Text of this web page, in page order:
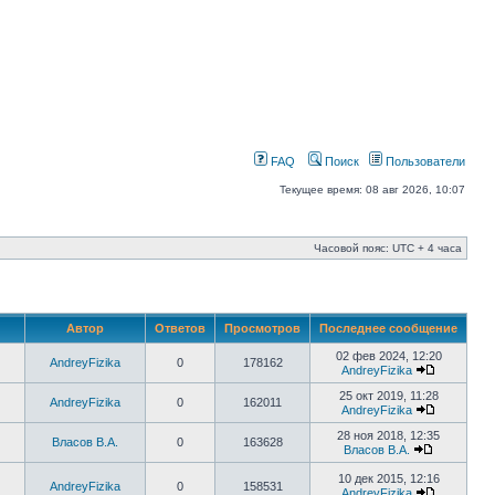
FAQ Поиск Пользователи
Текущее время: 08 авг 2026, 10:07
Часовой пояс: UTC + 4 часа
Автор Ответов Просмотров Последнее сообщение
AndreyFizika 0 178162
02 фев 2024, 12:20
AndreyFizika
AndreyFizika 0 162011
25 окт 2019, 11:28
AndreyFizika
Власов В.А. 0 163628
28 ноя 2018, 12:35
Власов В.А.
AndreyFizika 0 158531
10 дек 2015, 12:16